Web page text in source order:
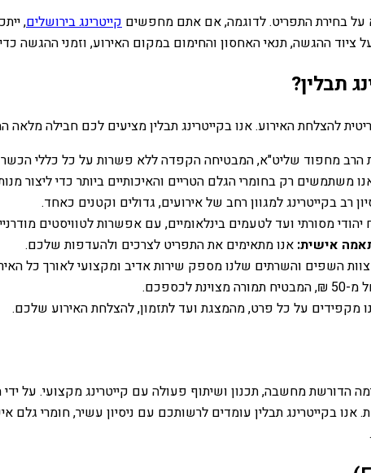
על בחירת התפריט. לדוגמה, אם אתם מחפשים קייטרינג בירושלים,
ציוד ההגשה, תנאי האחסון והחימום במקום האירוע, וזמני ההגשה
תבלין?
להצלחת האירוע. אנו בקייטרינג תבלין מציעים לכם חבילה
הרב מחפוד שליט"א, המבטיחה הקפדה ללא פשרות על כל כללי
משתמשים רק בחומרי הגלם הטריים והאיכותיים ביותר כדי ליצור
רב בקייטרינג למגוון רחב של אירועים, גדולים וקטנים כאחד.
מסורתי ועד לטעמים בינלאומיים, עם אפשרות לטוויסטים
אישית: אנו מתאימים את התפריט לצרכים ולהעדפות שלכם.
צוות השפים והשרתים שלנו מספק שירות אדיב ומקצועי לאורך כל
לכספכם.
מקפידים על כל פרט, מהמצגת ועד לתזמון, להצלחת האירוע שלכם.
הדורשת מחשבה, תכנון ושיתוף פעולה עם קייטרינג מקצועי. על
אנו בקייטרינג תבלין עומדים לרשותכם עם ניסיון עשיר, חומרי